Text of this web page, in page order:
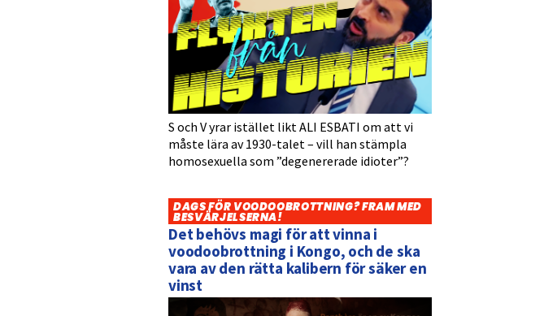
S och V yrar istället likt ALI ESBATI om att vi
måste lära av 1930-talet – vill han stämpla
homosexuella som ”degenererade idioter”?
DAGS FÖR VOODOOBROTTNING? FRAM MED
BESVÄRJELSERNA!
Det behövs magi för att vinna i
voodoobrottning i Kongo, och de ska
vara av den rätta kalibern för säker en
vinst